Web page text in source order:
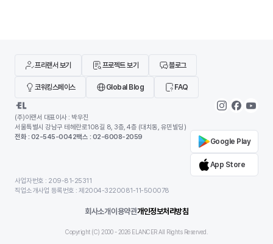
프리랜서 보기 프로젝트 보기 블로그
코워킹스페이스 Global Blog FAQ
(주)이랜서 대표이사 : 박우진
서울특별시 강남구 테헤란로108길 8, 3층, 4층 (대치동, 유민빌딩)
전화 : 02-545-0042팩스 : 02-6008-2059
Google Play
App Store
사업자번호 : 209-81-25311
직업소개사업 등록번호 : 제2004-3220081-11-500078
회사소개이용약관개인정보처리방침
Copyright (C) 2000 -2026ELANCER All Rights Reserved.